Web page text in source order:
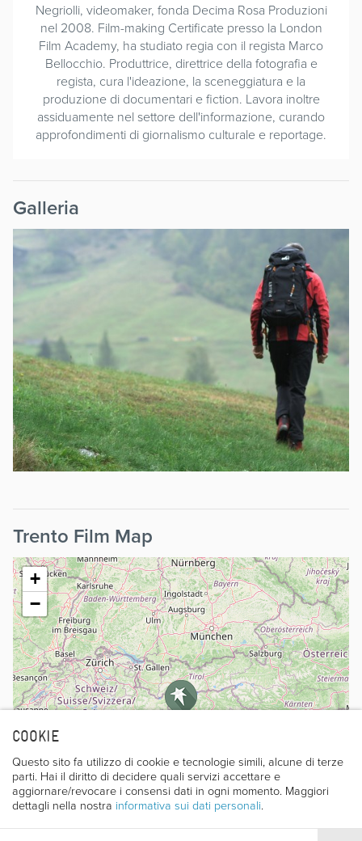
COOKIE
Questo sito fa utilizzo di cookie e tecnologie simili, alcune di terze
parti. Hai il diritto di decidere quali servizi accettare e
aggiornare/revocare i consensi dati in ogni momento. Maggiori
dettagli nella nostra informativa sui dati personali.
Negriolli, videomaker, fonda Decima Rosa Produzioni
nel 2008. Film-making Certificate presso la London
Film Academy, ha studiato regia con il regista Marco
Bellocchio. Produttrice, direttrice della fotografia e
regista, cura l'ideazione, la sceneggiatura e la
produzione di documentari e fiction. Lavora inoltre
assiduamente nel settore dell'informazione, curando
approfondimenti di giornalismo culturale e reportage.
Galleria
Trento Film Map
+
−